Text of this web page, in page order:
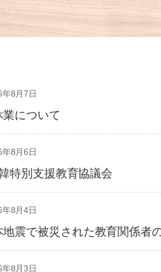
年8月7日
について
年8月6日
特別支援教育協議会
年8月4日
震で被災された教育関係者
年8月3日